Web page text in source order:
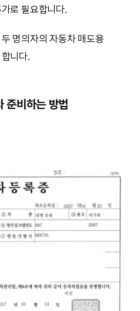
로 필요합니다.
명의자의 자동차 매도용
니다.
준비하는 방법